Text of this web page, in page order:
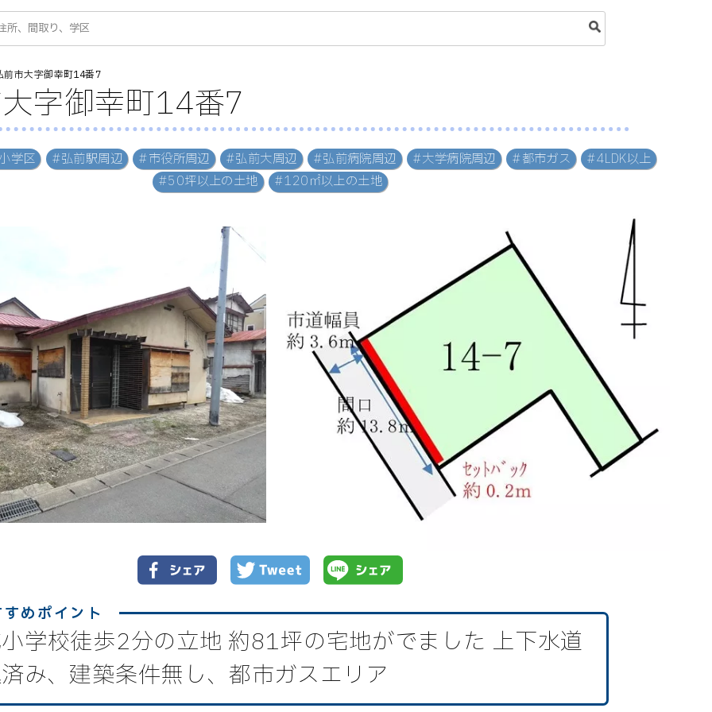
前市大字御幸町14番7
字御幸町14番7
学区 #弘前駅周辺 #市役所周辺 #弘前大周辺 #弘前病院周辺 #大学病院周辺 #都市ガス
#4LDK以上
#50坪以上の土地
#120㎡以上の土地
学校徒歩2分の立地 約81坪の宅地がでました 上下水道
み、建築条件無し、都市ガスエリア